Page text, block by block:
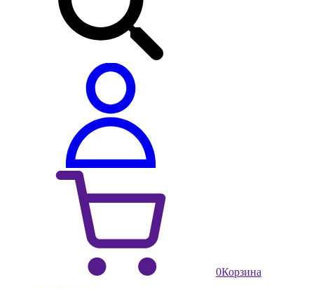
0Корзина